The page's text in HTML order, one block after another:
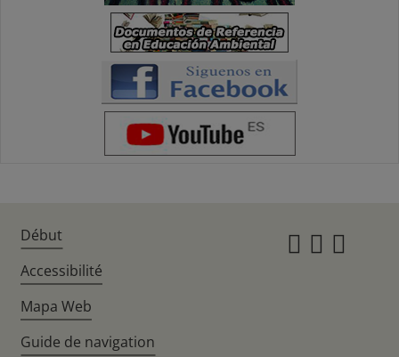
Début
Accessibilité
Mapa Web
Guide de navigation